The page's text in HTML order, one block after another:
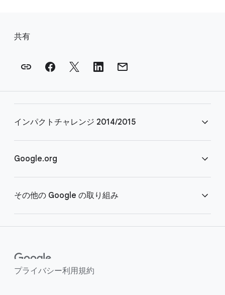
共有
インパクトチャレンジ 2014/2015
よくある質問
Google.org
ホーム
COVID-19（新型コロナウイルス感染症）
Google.org の活動
その他の Google の取り組み
Google 非営利団体向けプログラム
Google for Education
プライバシー利用規約